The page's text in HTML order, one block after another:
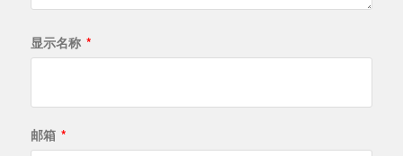
显示名称 *
邮箱 *